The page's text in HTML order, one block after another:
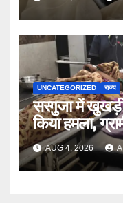
UNCATEGORIZED राज्य
सरगुजा में खुखड़ी
किया हमला,
AUG 4, 2026